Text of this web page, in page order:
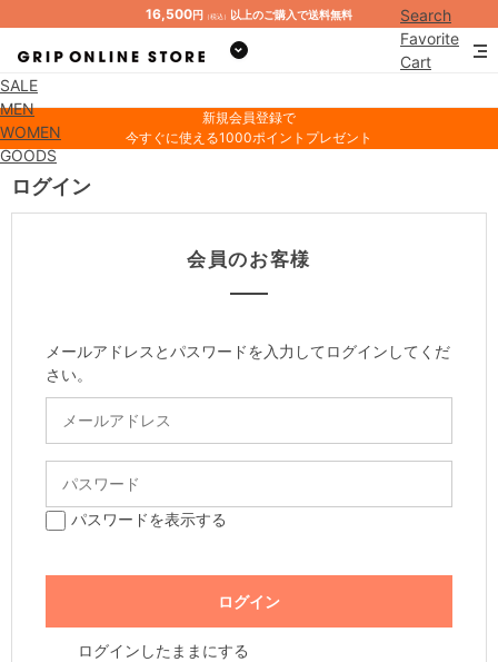
16,500円 （税込） 以上のご購入で送料無料
Search
Favorite
Cart
SALE
MEN
WOMEN
GOODS
新規会員登録で
今すぐに使える1000ポイントプレゼント
ログイン
会員のお客様
メールアドレスとパスワードを入力してログインしてくだ
さい。
パスワードを表示する
ログインしたままにする